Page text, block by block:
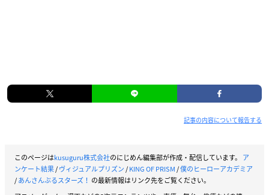
記事の内容について報告する
このページはkusuguru株式会社のにじめん編集部が作成・配信しています。 ア
ンケート結果/ヴィジュアルプリズン/KING OF PRISM/僕のヒーローアカデミア
/あんさんぶるスターズ！ の最新情報はリンク先をご覧ください。